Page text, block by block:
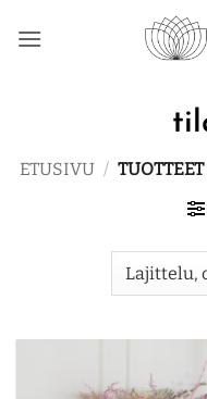
ETUSIVU /